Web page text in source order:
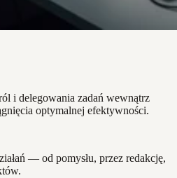
i delegowania zadań wewnątrz
optymalnej efektywności.
— od pomysłu, przez redakcję,